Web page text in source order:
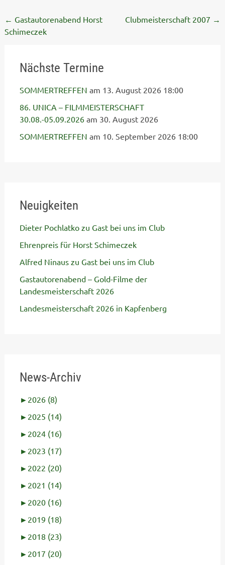
Post
navigation
← Gastautorenabend Horst
Schimeczek
Clubmeisterschaft 2007 →
Nächste Termine
SOMMERTREFFEN am 13. August 2026 18:00
86. UNICA – FILMMEISTERSCHAFT
30.08.-05.09.2026am 30. August 2026
SOMMERTREFFEN am 10. September 2026 18:00
Neuigkeiten
Dieter Pochlatko zu Gast bei uns im Club
Ehrenpreis für Horst Schimeczek
Alfred Ninaus zu Gast bei uns im Club
Gastautorenabend – Gold-Filme der
Landesmeisterschaft 2026
Landesmeisterschaft 2026 in Kapfenberg
News-Archiv
► 2026 (8)
► 2025 (14)
► 2024 (16)
► 2023 (17)
► 2022 (20)
► 2021 (14)
► 2020 (16)
► 2019 (18)
► 2018 (23)
► 2017 (20)